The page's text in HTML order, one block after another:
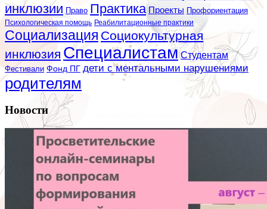
инклюзии Право Практика Проекты Профориентация
Психологическая помощь Реабилитационные практики
Социализация Социокультурная
инклюзия Специалистам Студентам
Фестивали Фонд ПГ дети с ментальными нарушениями
родителям
Новости